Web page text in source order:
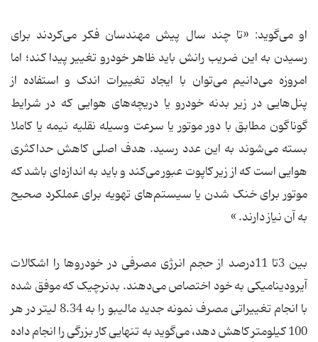
او می‌گوید: «تا چند سال پیش مهندسان فکر می‌کردند برای
رسیدن به این ضریب رانش باید ظاهر خودرو تغییر پیدا کند؛ اما
امروزه می‌دانیم می‌توان با ایجاد تغییرات اندک و استفاده از
پنل‌هایی در زیر بدنه خودرو یا دریچه‌های هوایی که در شرایط
گوناگون مطابق با دور موتور یا سرعت وسیله نقلیه نیمه یا کاملا
بسته می‌شوند به این عدد رسید. هدف اصلی کاهش حداکثری
هوایی است که از زیر کاپوت عبور می‌کند و باید به اندازه‌ای باشد که
موتور برای خنک شدن یا سیستم‌های تهویه برای عملکرد صحیح
به آن نیاز دارند. »
بین 3تا 11درصد از حجم انرژی مصرفی در خودروها را اشکالات
آیرودینامیکی به خود اختصاص می‌دهند. بدنرچیک که موفق شده
با انجام تغییراتی مصرف نمونه جدید مالیبو را به 8.34 لیتر در هر
100 کیلومتر کاهش دهد، می‌گوید به تنهایی کار بزرگی را انجام داده